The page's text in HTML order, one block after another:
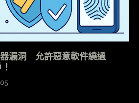
漏洞 允許惡意軟件繞過